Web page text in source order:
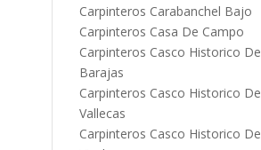
Carpinteros Carabanchel Bajo
Carpinteros Casa De Campo
Carpinteros Casco Historico De
Barajas
Carpinteros Casco Historico De
Vallecas
Carpinteros Casco Historico De